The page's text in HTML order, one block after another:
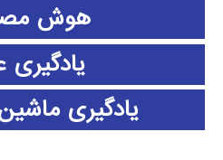
هوش
یادگیری